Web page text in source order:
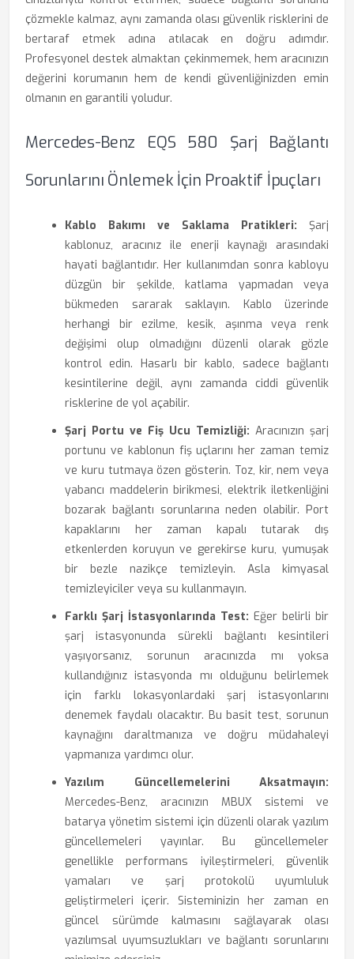
çözmekle kalmaz, aynı zamanda olası güvenlik risklerini de
bertaraf etmek adına atılacak en doğru adımdır.
Profesyonel destek almaktan çekinmemek, hem aracınızın
değerini korumanın hem de kendi güvenliğinizden emin
olmanın en garantili yoludur.
Mercedes-Benz EQS 580 Şarj Bağlantı
Sorunlarını Önlemek İçin Proaktif İpuçları
Kablo Bakımı ve Saklama Pratikleri: Şarj
kablonuz, aracınız ile enerji kaynağı arasındaki
hayati bağlantıdır. Her kullanımdan sonra kabloyu
düzgün bir şekilde, katlama yapmadan veya
bükmeden sararak saklayın. Kablo üzerinde
herhangi bir ezilme, kesik, aşınma veya renk
değişimi olup olmadığını düzenli olarak gözle
kontrol edin. Hasarlı bir kablo, sadece bağlantı
kesintilerine değil, aynı zamanda ciddi güvenlik
risklerine de yol açabilir.
Şarj Portu ve Fiş Ucu Temizliği: Aracınızın şarj
portunu ve kablonun fiş uçlarını her zaman temiz
ve kuru tutmaya özen gösterin. Toz, kir, nem veya
yabancı maddelerin birikmesi, elektrik iletkenliğini
bozarak bağlantı sorunlarına neden olabilir. Port
kapaklarını her zaman kapalı tutarak dış
etkenlerden koruyun ve gerekirse kuru, yumuşak
bir bezle nazikçe temizleyin. Asla kimyasal
temizleyiciler veya su kullanmayın.
Farklı Şarj İstasyonlarında Test: Eğer belirli bir
şarj istasyonunda sürekli bağlantı kesintileri
yaşıyorsanız, sorunun aracınızda mı yoksa
kullandığınız istasyonda mı olduğunu belirlemek
için farklı lokasyonlardaki şarj istasyonlarını
denemek faydalı olacaktır. Bu basit test, sorunun
kaynağını daraltmanıza ve doğru müdahaleyi
yapmanıza yardımcı olur.
Yazılım Güncellemelerini Aksatmayın:
Mercedes-Benz, aracınızın MBUX sistemi ve
batarya yönetim sistemi için düzenli olarak yazılım
güncellemeleri yayınlar. Bu güncellemeler
genellikle performans iyileştirmeleri, güvenlik
yamaları ve şarj protokolü uyumluluk
geliştirmeleri içerir. Sisteminizin her zaman en
güncel sürümde kalmasını sağlayarak olası
yazılımsal uyumsuzlukları ve bağlantı sorunlarını